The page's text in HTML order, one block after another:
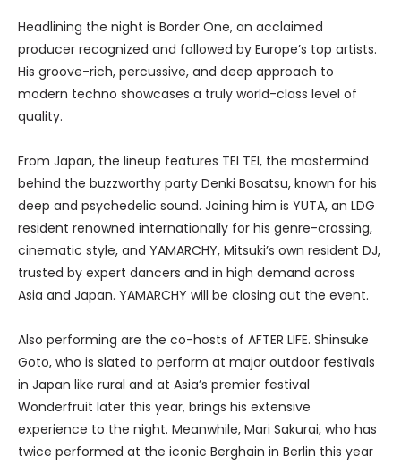
Headlining the night is Border One, an acclaimed
producer recognized and followed by Europe’s top artists.
His groove-rich, percussive, and deep approach to
modern techno showcases a truly world-class level of
quality.
From Japan, the lineup features TEI TEI, the mastermind
behind the buzzworthy party Denki Bosatsu, known for his
deep and psychedelic sound. Joining him is YUTA, an LDG
resident renowned internationally for his genre-crossing,
cinematic style, and YAMARCHY, Mitsuki’s own resident DJ,
trusted by expert dancers and in high demand across
Asia and Japan. YAMARCHY will be closing out the event.
Also performing are the co-hosts of AFTER LIFE. Shinsuke
Goto, who is slated to perform at major outdoor festivals
in Japan like rural and at Asia’s premier festival
Wonderfruit later this year, brings his extensive
experience to the night. Meanwhile, Mari Sakurai, who has
twice performed at the iconic Berghain in Berlin this year